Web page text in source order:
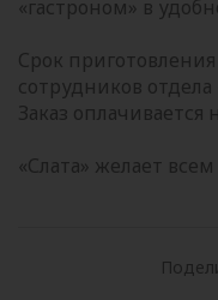
«гастроном» в
Срок
сотрудников отдела
Заказ оплачивается
«Слата» желает